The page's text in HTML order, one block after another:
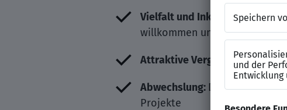
Vielfalt und Inklusion: Arbeite
willkommen und
Attraktive Vergütung: Freue
Abwechslung: Deine Projekte
Projekte